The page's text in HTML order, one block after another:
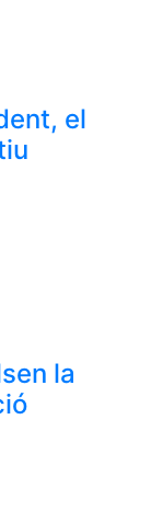
el
la